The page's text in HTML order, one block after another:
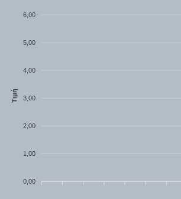
6,00
5,00
4,00
3,00
2,00
1,00
0,00
Τιμή